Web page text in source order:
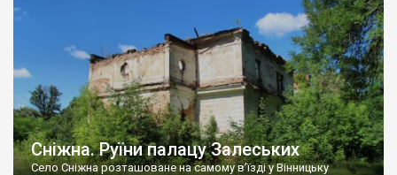
Сніжна. Руїни палацу Залеських
Село Сніжна розташоване на самому в’їзді у Вінницьку